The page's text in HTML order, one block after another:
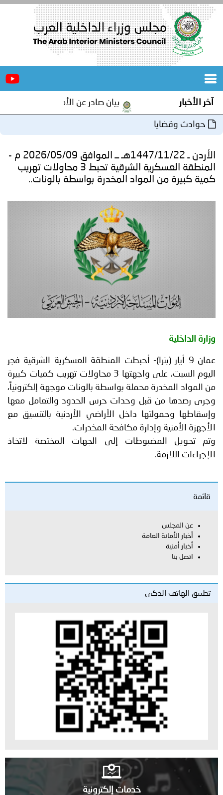
الرئيسية
المجلس
مؤتمرات
و
جهود
أصداء
الأمانة
إعلانات
من
نحن
اتصل
بنا
آخر الأخبار بيان صادر عن الأمانة العامة لمجلس
حوادث وقضايا
الأردن ـ 1447/11/22هـ ــ الموافق 2026/05/09 م -
المنطقة العسكرية الشرقية تحبط 3 محاولات تهريب
كمية كبيرة من المواد المخدرة بواسطة بالونات..
وزارة الداخلية
عمان 9 أيار (بترا)- أحبطت المنطقة العسكرية الشرقية فجر
اليوم السبت، على واجهتها 3 محاولات تهريب كميات كبيرة
من المواد المخدرة محملة بواسطة بالونات موجهة إلكترونياً،
وجرى رصدها من قبل وحدات حرس الحدود والتعامل معها
وإسقاطها وحمولتها داخل الأراضي الأردنية بالتنسيق مع
الأجهزة الأمنية وإدارة مكافحة المخدرات.
وتم تحويل المضبوطات إلى الجهات المختصة لاتخاذ
الإجراءات اللازمة.
قائمة
عن المجلس
أخبار الأمانة العامة
أخبار أمنية
اتصل بنا
تطبيق الهاتف الذكي
خدمات إلكترونية